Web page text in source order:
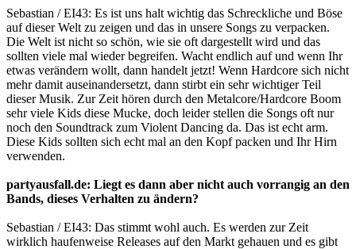
Sebastian / EI43: Es ist uns halt wichtig das Schreckliche und Böse
auf dieser Welt zu zeigen und das in unsere Songs zu verpacken.
Die Welt ist nicht so schön, wie sie oft dargestellt wird und das
sollten viele mal wieder begreifen. Wacht endlich auf und wenn Ihr
etwas verändern wollt, dann handelt jetzt! Wenn Hardcore sich nicht
mehr damit auseinandersetzt, dann stirbt ein sehr wichtiger Teil
dieser Musik. Zur Zeit hören durch den Metalcore/Hardcore Boom
sehr viele Kids diese Mucke, doch leider stellen die Songs oft nur
noch den Soundtrack zum Violent Dancing da. Das ist echt arm.
Diese Kids sollten sich echt mal an den Kopf packen und Ihr Hirn
verwenden.
partyausfall.de: Liegt es dann aber nicht auch vorrangig an den
Bands, dieses Verhalten zu ändern?
Sebastian / EI43: Das stimmt wohl auch. Es werden zur Zeit
wirklich haufenweise Releases auf den Markt gehauen und es gibt